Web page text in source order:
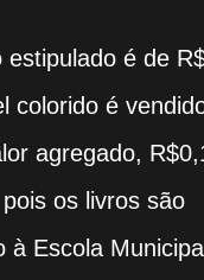
é de
colorido é
agregado,
os livros são
à Escola